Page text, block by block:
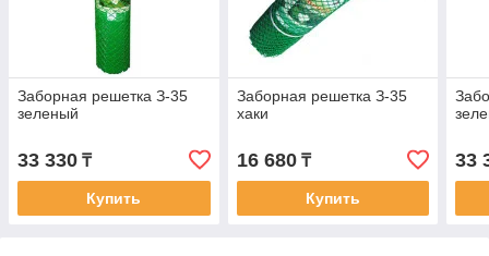
Заборная решетка З-35
зеленый
33 330 ₸
Купить
Заборная решетка З-35
хаки
16 680₸
Купить
33